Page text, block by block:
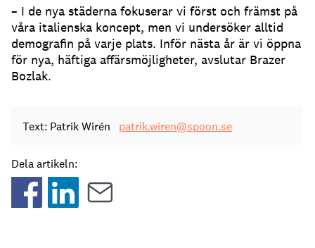
– I de nya städerna fokuserar vi först och främst på
våra italienska koncept, men vi undersöker alltid
demografin på varje plats. Inför nästa år är vi öppna
för nya, häftiga affärsmöjligheter, avslutar Brazer
Bozlak.
Text: Patrik Wirén patrik.wiren@spoon.se
Dela artikeln: